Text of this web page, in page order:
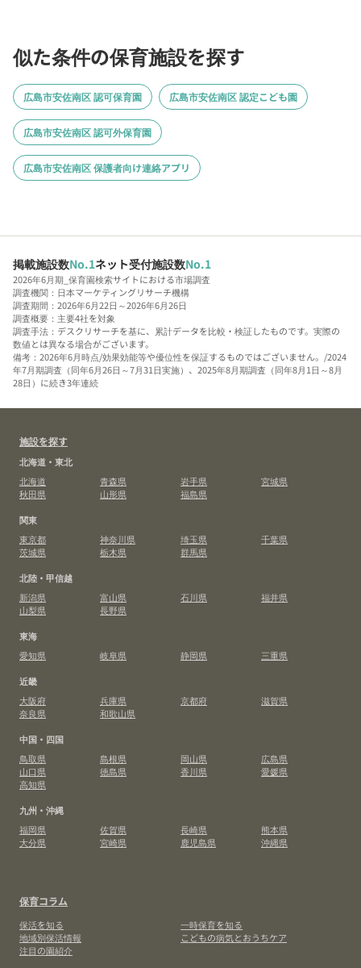
似た条件の保育施設を探す
広島市安佐南区 認可保育園 広島市安佐南区 認定こども園
広島市安佐南区 認可外保育園
広島市安佐南区 保護者向け連絡アプリ
掲載施設数No.1ネット受付施設数No.1
2026年6月期_保育園検索サイトにおける市場調査
調査機関：日本マーケティングリサーチ機構
調査期間：2026年6月22日～2026年6月26日
調査概要：主要4社を対象
調査手法：デスクリサーチを基に、累計データを比較・検証したものです。実際の
数値とは異なる場合がございます。
備考：2026年6月時点/効果効能等や優位性を保証するものではございません。/2024
年7月期調査（同年6月26日～7月31日実施）、2025年8月期調査（同年8月1日～8月
28日）に続き3年連続
施設を探す
北海道・東北
北海道
青森県 岩手県
宮城県
秋田県
山形県
福島県
関東
東京都
神奈川県 埼玉県
千葉県
茨城県
栃木県
群馬県
北陸・甲信越
新潟県
富山県 石川県
福井県
山梨県
長野県
東海
愛知県
岐阜県 静岡県
三重県
近畿
大阪府
兵庫県 京都府
滋賀県
奈良県
和歌山県
中国・四国
鳥取県
島根県 岡山県
広島県
山口県
徳島県 香川県
愛媛県
高知県
九州・沖縄
福岡県
佐賀県 長崎県
熊本県
大分県
宮崎県 鹿児島県 沖縄県
保育コラム
保活を知る
一時保育を知る
地域別保活情報
こどもの病気とおうちケア
注目の園紹介